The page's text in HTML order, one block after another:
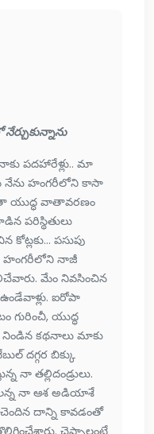
పదహారేళ్లు.. మా
నేను హంగరీలోని కాసా
యుద్ధ వాతావరణం
పరిస్థితులు
పసుపు
హంగరీలోని నాజీ
మేం నివసించిన
ఐరోపా
గురించీ, యుద్ధ
నిండిన కథనాలు మాకు
దగ్గర బిక్కు
నా తల్లిదండ్రులు.
నా ఆశ అడియాశే
దాన్ని కావడంతో